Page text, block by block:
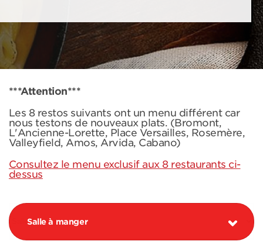
***Attention***
Les 8 restos suivants ont un menu différent car
nous testons de nouveaux plats. (Bromont,
L'Ancienne-Lorette, Place Versailles, Rosemère,
Valleyfield, Amos, Arvida, Cabano)
Consultez le menu exclusif aux 8 restaurants ci-
dessus
Salle à manger